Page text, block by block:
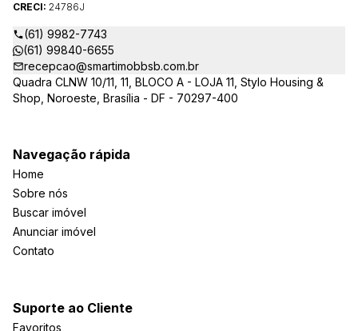
CRECI: 24786J
(61) 9982-7743
(61) 99840-6655
recepcao@smartimobbsb.com.br
Quadra CLNW 10/11, 11, BLOCO A - LOJA 11, Stylo Housing &
Shop, Noroeste, Brasília - DF - 70297-400
Navegação rápida
Home
Sobre nós
Buscar imóvel
Anunciar imóvel
Contato
Suporte ao Cliente
Favoritos